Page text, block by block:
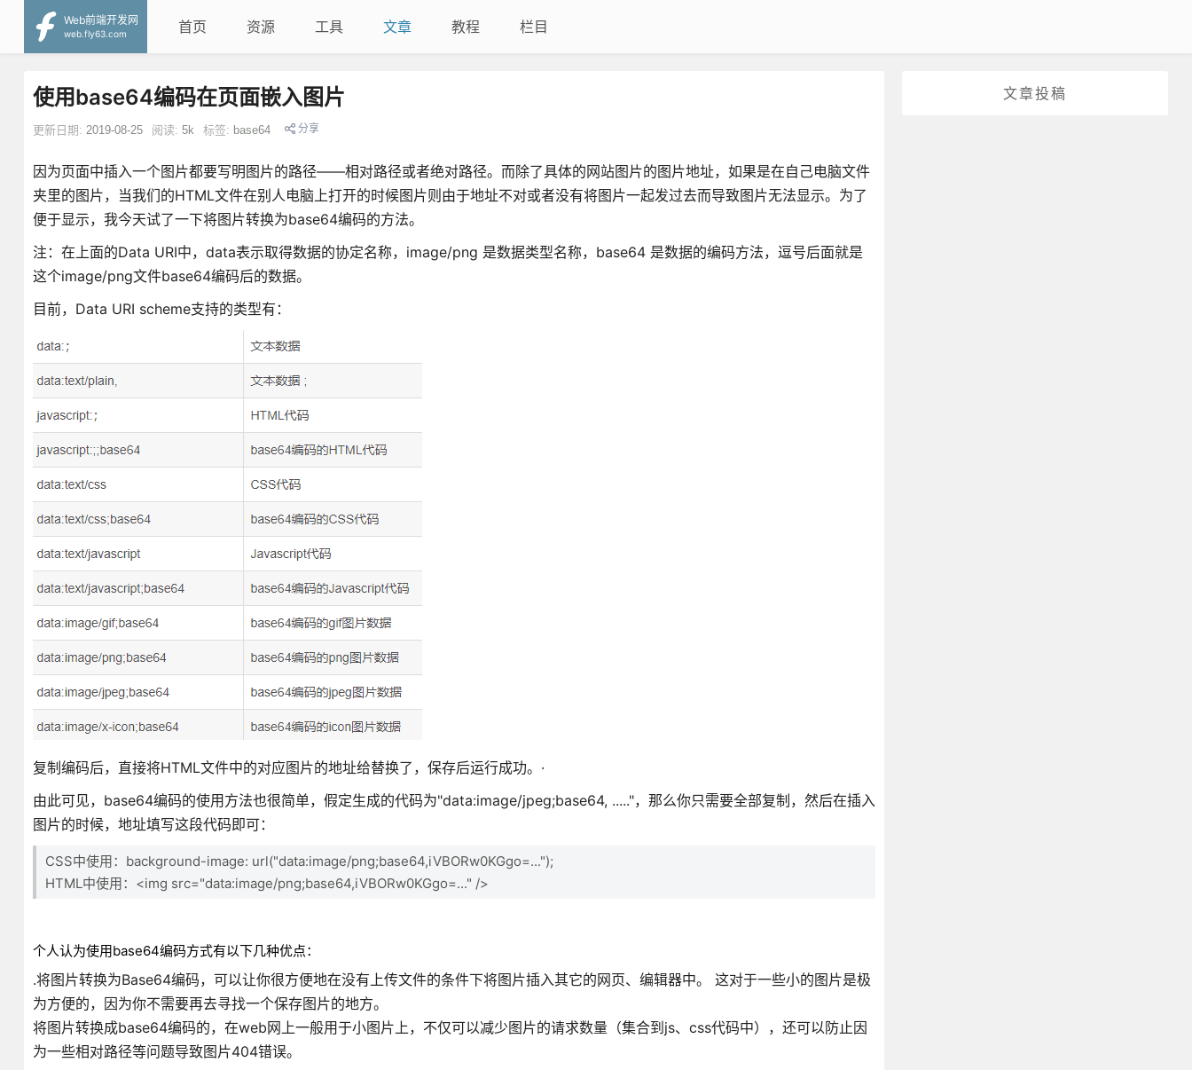
Web前端开发网
web.fly63.com
首页 资源 工具 文章 教程 栏目
文章投稿
使用base64编码在页面嵌入图片
更新日期: 2019-08-25 阅读: 5k 标签: base64 分享
因为页面中插入一个图片都要写明图片的路径——相对路径或者绝对路径。而除了具体的网站图片的图片地址，如果是在自己电脑文件
夹里的图片，当我们的HTML文件在别人电脑上打开的时候图片则由于地址不对或者没有将图片一起发过去而导致图片无法显示。为了
便于显示，我今天试了一下将图片转换为base64编码的方法。
注：在上面的Data URI中，data表示取得数据的协定名称，image/png 是数据类型名称，base64 是数据的编码方法，逗号后面就是
这个image/png文件base64编码后的数据。
目前，Data URI scheme支持的类型有：
复制编码后，直接将HTML文件中的对应图片的地址给替换了，保存后运行成功。·
由此可见，base64编码的使用方法也很简单，假定生成的代码为"data:image/jpeg;base64, ....."，那么你只需要全部复制，然后在插入
图片的时候，地址填写这段代码即可：
CSS中使用：background-image: url("data:image/png;base64,iVBORw0KGgo=...");
HTML中使用：<img src="data:image/png;base64,iVBORw0KGgo=..." />
个人认为使用base64编码方式有以下几种优点：
.将图片转换为Base64编码，可以让你很方便地在没有上传文件的条件下将图片插入其它的网页、编辑器中。 这对于一些小的图片是极
为方便的，因为你不需要再去寻找一个保存图片的地方。
将图片转换成base64编码的，在web网上一般用于小图片上，不仅可以减少图片的请求数量（集合到js、css代码中），还可以防止因
为一些相对路径等问题导致图片404错误。